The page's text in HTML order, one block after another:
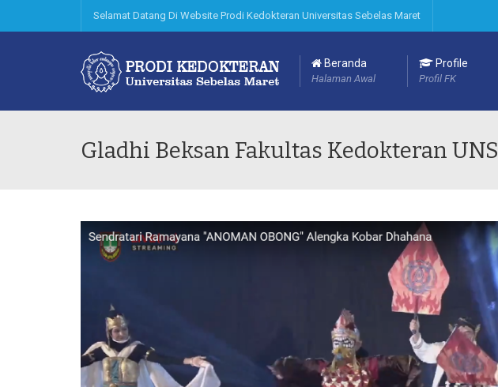
Selamat Datang Di Website Prodi Kedokteran Universitas Sebelas Maret
Beranda
Halaman Awal
Profile
Profil FK
Gladhi Beksan Fakultas Kedokteran UNS